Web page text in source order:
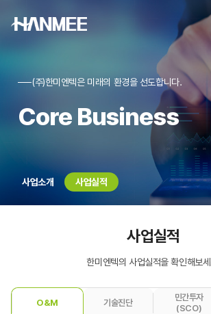
(주)한미엔텍은 미래의 환경을 선도합니다.
Core Business
사업소개 사업실적
사업실적
한미엔텍의 사업실적을 확인해보
O&M 기술진단
민간투자
(SCO)